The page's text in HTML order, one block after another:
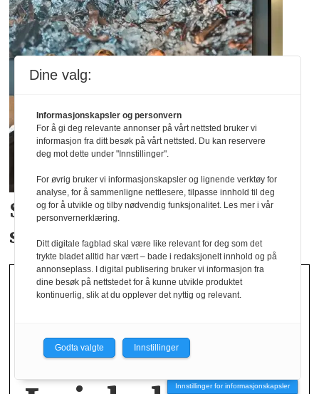
Studenter skal bidra iNorsirks
satsing på tekstil
Innstillinger for informasjonskapsler
Dine valg:
Informasjonskapsler og personvern
For å gi deg relevante annonser på vårt nettsted bruker vi
informasjon fra ditt besøk på vårt nettsted. Du kan reservere
deg mot dette under "Innstillinger".
For øvrig bruker vi informasjonskapsler og lignende verktøy for
analyse, for å sammenligne nettlesere, tilpasse innhold til deg
og for å utvikle og tilby nødvendig funksjonalitet. Les mer i vår
personvernerklæring.
Ditt digitale fagblad skal være like relevant for deg som det
trykte bladet alltid har vært – bade i redaksjonelt innhold og på
annonseplass. I digital publisering bruker vi informasjon fra
dine besøk på nettstedet for å kunne utvikle produktet
kontinuerlig, slik at du opplever det nyttig og relevant.
Godta valgte Innstillinger